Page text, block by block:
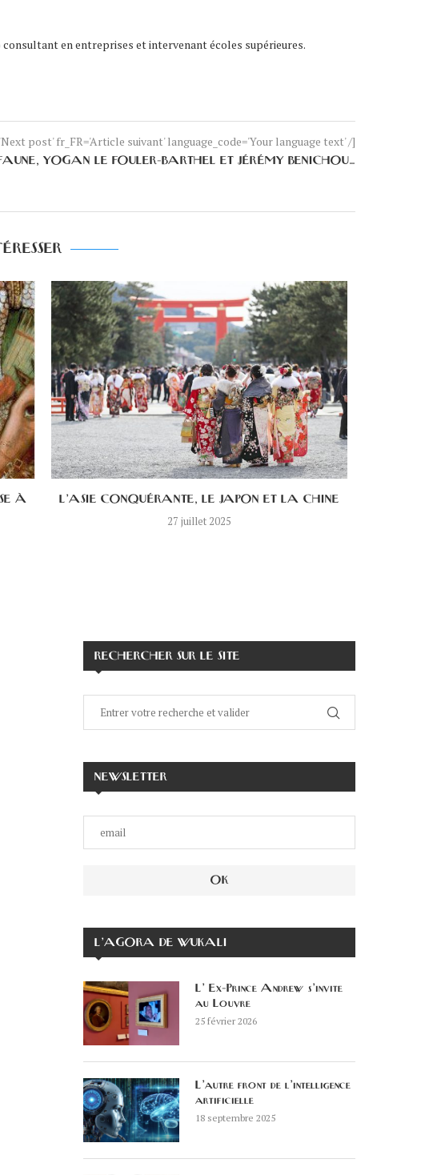
en entreprises et intervenant écoles supérieures.
post' fr_FR='Article suivant' language_code='Your language text' /]
YOGAN LE FOULER-BARTHEL ET JÉRÉMY BENICHOU…
À
L’ASIE CONQUÉRANTE, LE JAPON ET LA CHINE
27 juillet 2025
RECHERCHER SUR LE SITE
NEWSLETTER
L’AGORA DE WUKALI
L’ Ex-Prince Andrew s’invite
au Louvre
25 février 2026
L’autre front de l’intelligence
artificielle
18 septembre 2025